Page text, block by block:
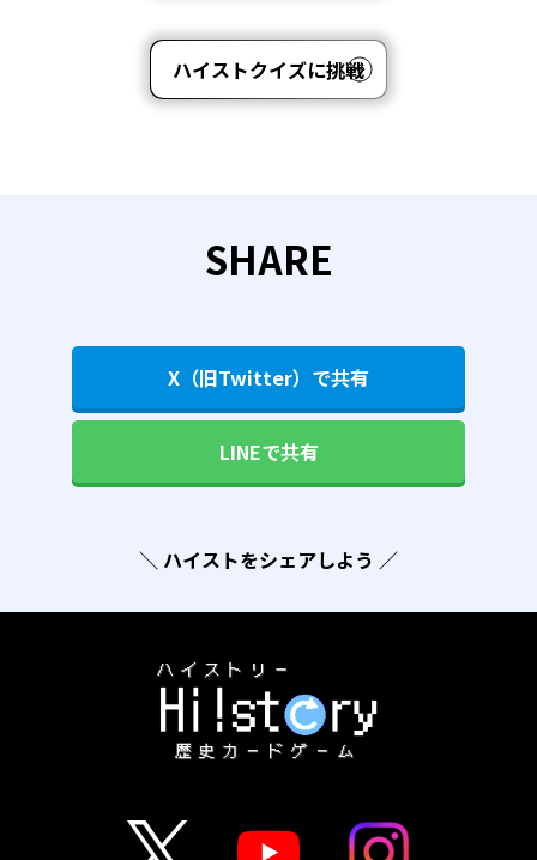
ハイストクイズに挑戦
SHARE
X（旧Twitter）で共有
LINEで共有
＼ ハイストをシェアしよう ／